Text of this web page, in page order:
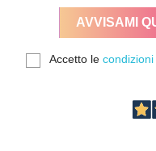
AVVISAMI
Accetto le